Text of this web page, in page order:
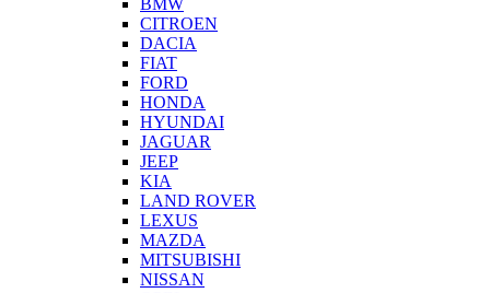
BMW
CITROEN
DACIA
FIAT
FORD
HONDA
HYUNDAI
JAGUAR
JEEP
KIA
LAND ROVER
LEXUS
MAZDA
MITSUBISHI
NISSAN